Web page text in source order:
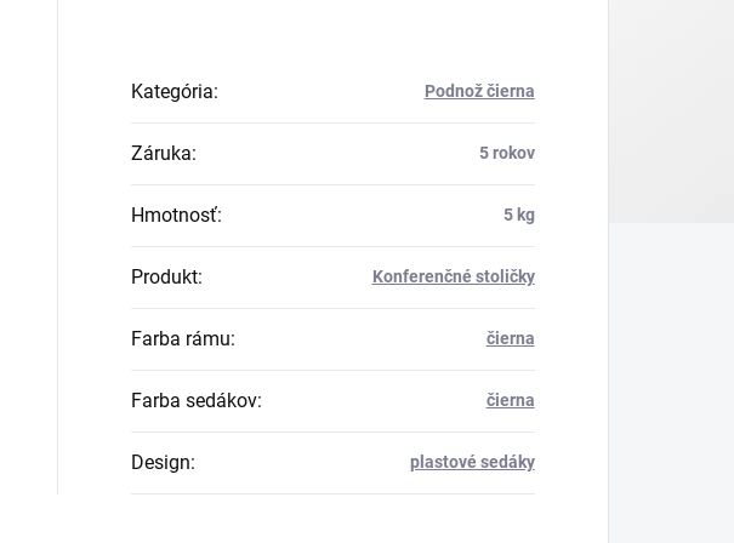
Kategória: Podnož čierna
Záruka: 5 rokov
Hmotnosť: 5 kg
Produkt: Konferenčné stoličky
Farba rámu: čierna
Farba sedákov: čierna
Design: plastové sedáky